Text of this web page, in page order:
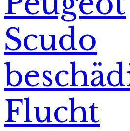
Scudo
Flucht